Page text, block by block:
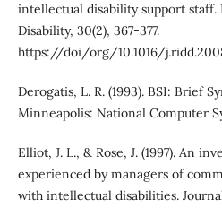
intellectual disability support staff.
Disability, 30(2), 367-377.
https://doi/org/10.1016/
Derogatis, L. R. (1993). BSI: Brief
Minneapolis: National Computer
Elliot, J. L., & Rose, J. (1997). An
experienced by managers of
with intellectual disabilities.